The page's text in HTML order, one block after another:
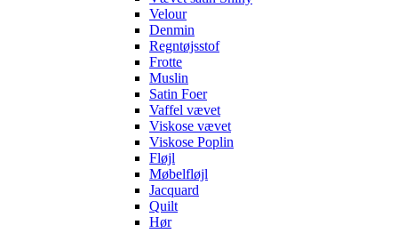
Velour
Denmin
Regntøjsstof
Frotte
Muslin
Satin Foer
Vaffel vævet
Viskose vævet
Viskose Poplin
Fløjl
Møbelfløjl
Jacquard
Quilt
Hør